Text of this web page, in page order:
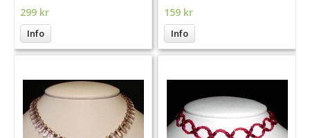
299 kr
Info
159 kr
Info